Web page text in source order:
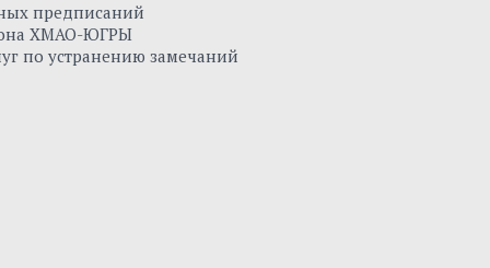
предписаний
ХМАО-ЮГРЫ
по устранению замечаний